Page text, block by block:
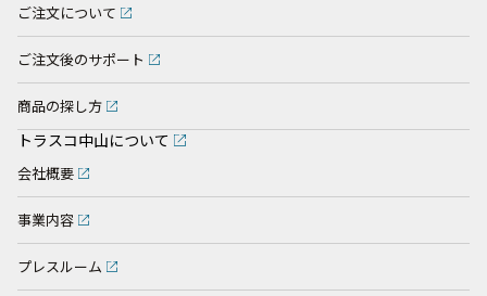
ご注文について
ご注文後のサポート
商品の探し方
トラスコ中山について
会社概要
事業内容
プレスルーム